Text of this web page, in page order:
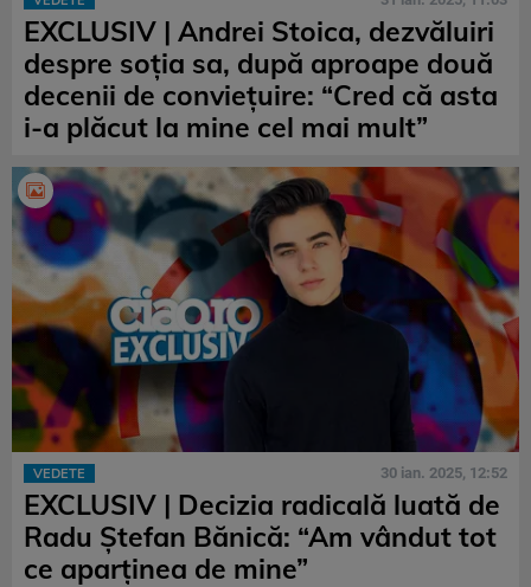
EXCLUSIV | Andrei Stoica, dezvăluiri
despre soția sa, după aproape două
decenii de conviețuire: “Cred că asta
i-a plăcut la mine cel mai mult”
VEDETE 30 ian. 2025, 12:52
EXCLUSIV | Decizia radicală luată de
Radu Ștefan Bănică: “Am vândut tot
ce aparținea de mine”